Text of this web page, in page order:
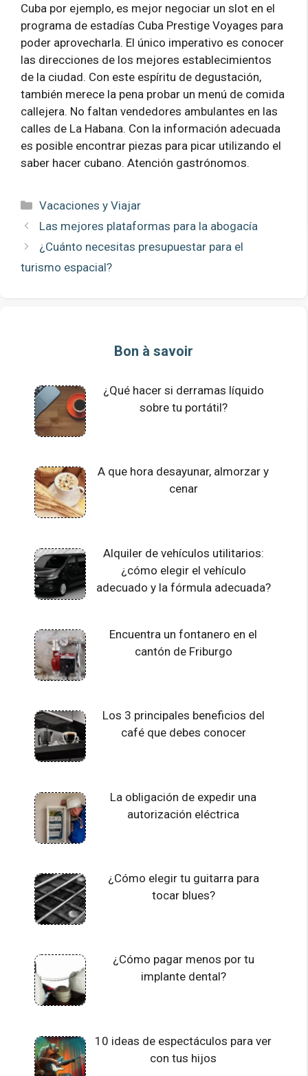
Cuba por ejemplo, es mejor negociar un slot en el
programa de estadías Cuba Prestige Voyages para
poder aprovecharla. El único imperativo es conocer
las direcciones de los mejores establecimientos
de la ciudad. Con este espíritu de degustación,
también merece la pena probar un menú de comida
callejera. No faltan vendedores ambulantes en las
calles de La Habana. Con la información adecuada
es posible encontrar piezas para picar utilizando el
saber hacer cubano. Atención gastrónomos.
Categorías
Vacaciones y Viajar
Las mejores plataformas para la abogacía
¿Cuánto necesitas presupuestar para el
turismo espacial?
Bon à savoir
¿Qué hacer si derramas líquido
sobre tu portátil?
A que hora desayunar, almorzar y
cenar
Alquiler de vehículos utilitarios:
¿cómo elegir el vehículo
adecuado y la fórmula adecuada?
Encuentra un fontanero en el
cantón de Friburgo
Los 3 principales beneficios del
café que debes conocer
La obligación de expedir una
autorización eléctrica
¿Cómo elegir tu guitarra para
tocar blues?
¿Cómo pagar menos por tu
implante dental?
10 ideas de espectáculos para ver
con tus hijos